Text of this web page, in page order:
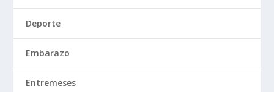
Deporte
Embarazo
Entremeses